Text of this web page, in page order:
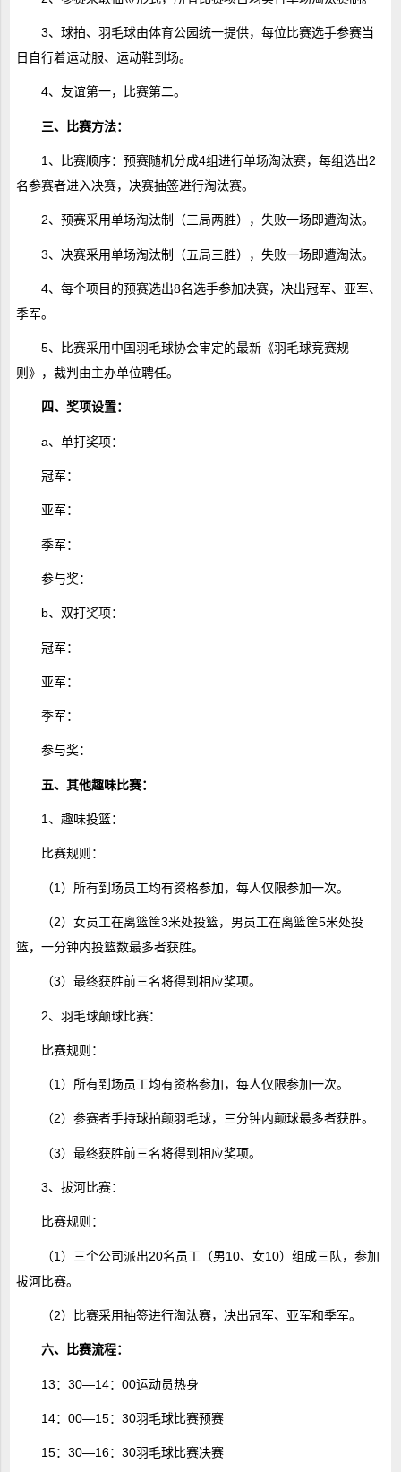
3、球拍、羽毛球由体育公园统一提供，每位比赛选手参赛当
日自行着运动服、运动鞋到场。
4、友谊第一，比赛第二。
三、比赛方法：
1、比赛顺序：预赛随机分成4组进行单场淘汰赛，每组选出2
名参赛者进入决赛，决赛抽签进行淘汰赛。
2、预赛采用单场淘汰制（三局两胜），失败一场即遭淘汰。
3、决赛采用单场淘汰制（五局三胜），失败一场即遭淘汰。
4、每个项目的预赛选出8名选手参加决赛，决出冠军、亚军、
季军。
5、比赛采用中国羽毛球协会审定的最新《羽毛球竞赛规
则》，裁判由主办单位聘任。
四、奖项设置：
a、单打奖项：
冠军：
亚军：
季军：
参与奖：
b、双打奖项：
冠军：
亚军：
季军：
参与奖：
五、其他趣味比赛：
1、趣味投篮：
比赛规则：
（1）所有到场员工均有资格参加，每人仅限参加一次。
（2）女员工在离篮筐3米处投篮，男员工在离篮筐5米处投
篮，一分钟内投篮数最多者获胜。
（3）最终获胜前三名将得到相应奖项。
2、羽毛球颠球比赛：
比赛规则：
（1）所有到场员工均有资格参加，每人仅限参加一次。
（2）参赛者手持球拍颠羽毛球，三分钟内颠球最多者获胜。
（3）最终获胜前三名将得到相应奖项。
3、拔河比赛：
比赛规则：
（1）三个公司派出20名员工（男10、女10）组成三队，参加
拔河比赛。
（2）比赛采用抽签进行淘汰赛，决出冠军、亚军和季军。
六、比赛流程：
13：30—14：00运动员热身
14：00—15：30羽毛球比赛预赛
15：30—16：30羽毛球比赛决赛